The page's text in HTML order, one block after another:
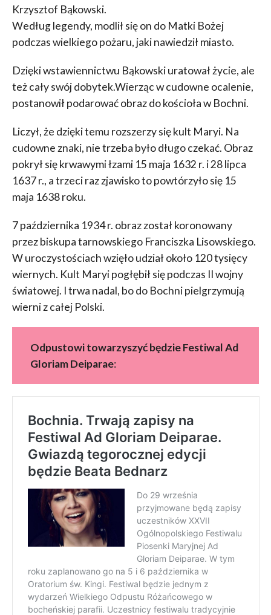
Krzysztof Bąkowski.
Według legendy, modlił się on do Matki Bożej
podczas wielkiego pożaru, jaki nawiedził miasto.
Dzięki wstawiennictwu Bąkowski uratował życie, ale
też cały swój dobytek.Wierząc w cudowne ocalenie,
postanowił podarować obraz do kościoła w Bochni.
Liczył, że dzięki temu rozszerzy się kult Maryi. Na
cudowne znaki, nie trzeba było długo czekać. Obraz
pokrył się krwawymi łzami 15 maja 1632 r. i 28 lipca
1637 r., a trzeci raz zjawisko to powtórzyło się 15
maja 1638 roku.
7 października 1934 r. obraz został koronowany
przez biskupa tarnowskiego Franciszka Lisowskiego.
W uroczystościach wzięło udział około 120 tysięcy
wiernych. Kult Maryi pogłębił się podczas II wojny
światowej. I trwa nadal, bo do Bochni pielgrzymują
wierni z całej Polski.
Odpustowi towarzyszyć będzie Festiwal Ad
Gloriam Deiparae: